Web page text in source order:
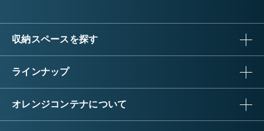
収納スペースを探す
ラインナップ
オレンジコンテナについて